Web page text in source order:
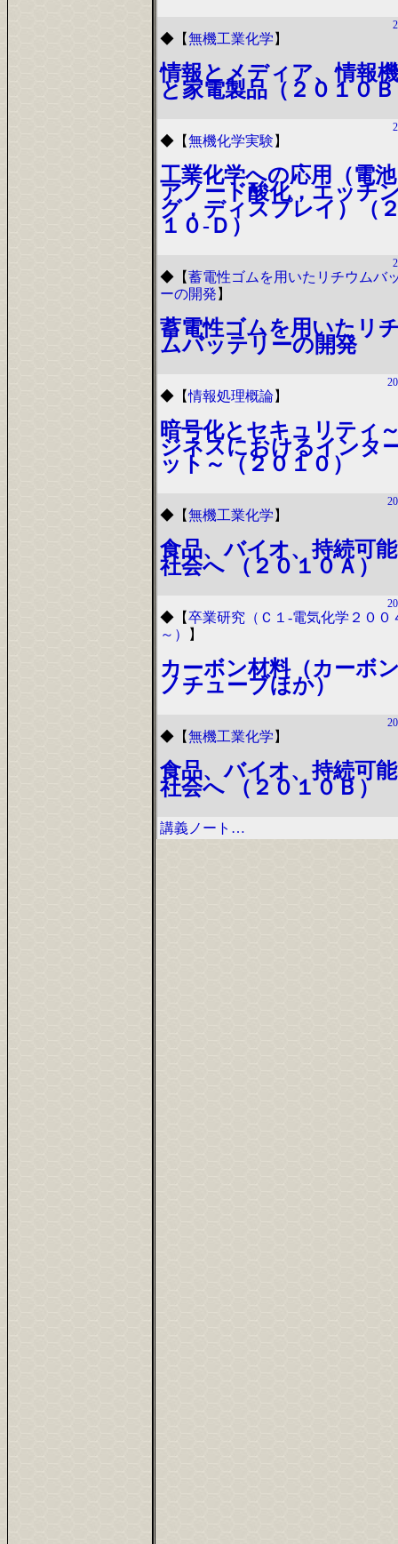
◆ 【無機工業化学 】
情報とメディア、情報
と家電製品（２０１０
◆ 【無機化学実験 】
工業化学への応用（電
アノード酸化，エッチ
グ，ディスプレイ）（
１０-Ｄ）
◆ 【蓄電性ゴムを用いたリチウムバ
ーの開発 】
蓄電性ゴムを用いたリ
ムバッテリーの開発
◆ 【情報処理概論】
暗号化とセキュリティ
ジネスにおけるインタ
ット～（２０１０）
◆ 【無機工業化学 】
食品、バイオ、持続可
社会へ （２０１０Ａ）
◆ 【卒業研究（Ｃ１-電気化学２００
～）
】
カーボン材料（カーボ
ノチューブほか）
◆ 【無機工業化学 】
食品、バイオ、持続可
社会へ （２０１０Ｂ）
講義ノート…